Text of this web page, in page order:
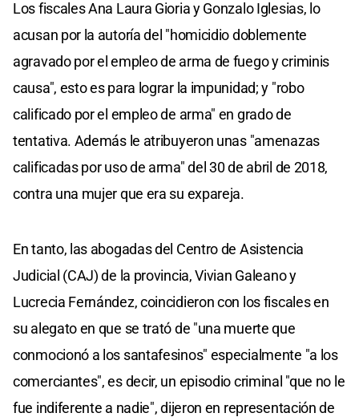
Los fiscales Ana Laura Gioria y Gonzalo Iglesias, lo
acusan por la autoría del "homicidio doblemente
agravado por el empleo de arma de fuego y criminis
causa", esto es para lograr la impunidad; y "robo
calificado por el empleo de arma" en grado de
tentativa. Además le atribuyeron unas "amenazas
calificadas por uso de arma" del 30 de abril de 2018,
contra una mujer que era su expareja.
En tanto, las abogadas del Centro de Asistencia
Judicial (CAJ) de la provincia, Vivian Galeano y
Lucrecia Fernández, coincidieron con los fiscales en
su alegato en que se trató de "una muerte que
conmocionó a los santafesinos" especialmente "a los
comerciantes", es decir, un episodio criminal "que no le
fue indiferente a nadie", dijeron en representación de